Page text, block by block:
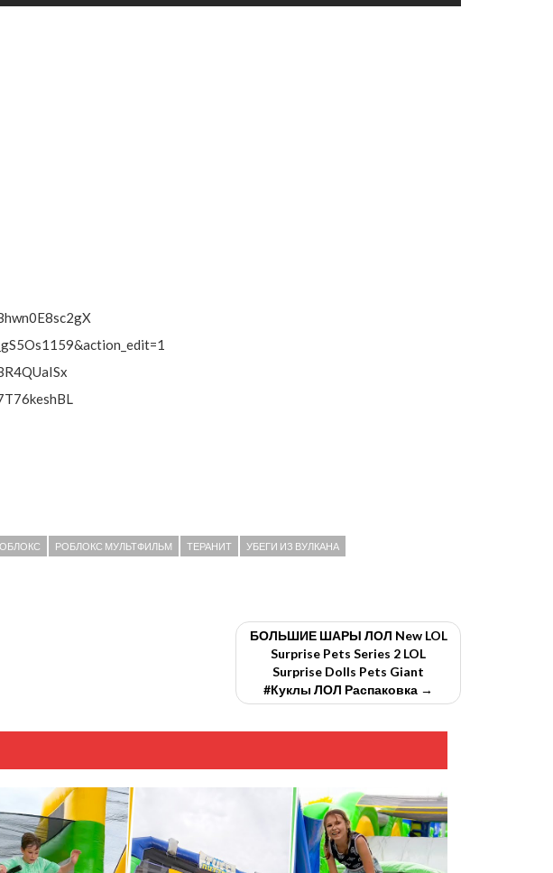
РОБЛОКС МУЛЬТФИЛЬМ ТЕРАНИТ УБЕГИ ИЗ ВУЛКАНА
БОЛЬШИЕ ШАРЫ ЛОЛ New LOL
Surprise Pets Series 2 LOL
Surprise Dolls Pets Giant
#Куклы ЛОЛ Распаковка →